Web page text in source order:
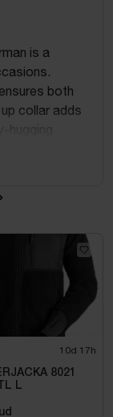
is a
both
collar adds
10d 17h
8021
L